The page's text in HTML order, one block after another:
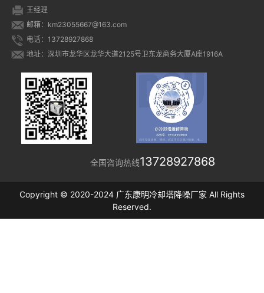
王经理
邮箱：km23055667@163.com
电话：13728927868
地址：深圳市龙华区龙华大道2125号卫东龙商务大厦A座1916A
全国咨询热线13728927868
Copyright © 2020-2024 广东康明冷却塔降噪厂家 All Rights
Reserved.